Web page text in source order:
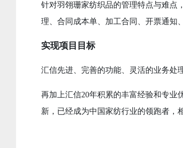
针对羽翎珊家纺织品的管理特点与难点
理、合同成本单、加工合同、开票通知
实现项目目标
汇信先进、完善的功能、灵活的业务处
再加上汇信20年积累的丰富经验和专业
新，已经成为中国家纺行业的领跑者，